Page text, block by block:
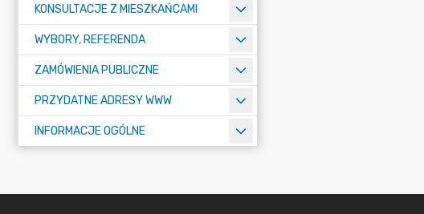
KONSULTACJE Z MIESZKAŃCAMI
WYBORY, REFERENDA
ZAMÓWIENIA PUBLICZNE
PRZYDATNE ADRESY WWW
INFORMACJE OGÓLNE